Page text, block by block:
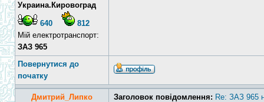
Украина.Кировоград
640
812
Мій електротранспорт:
ЗАЗ 965
Повернутися до
початку
Дмитрий_Липко Заголовок повідомлення: Re: ЗАЗ 965